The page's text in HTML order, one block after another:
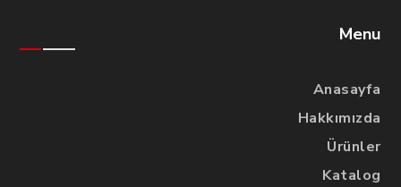
Menu
Anasayfa
Hakkımızda
Ürünler
Katalog